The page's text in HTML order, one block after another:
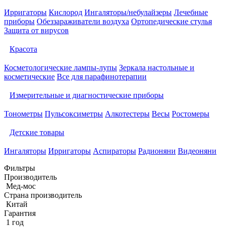
Ирригаторы Кислород Ингаляторы/небулайзеры Лечебные
приборы Обеззараживатели воздуха Ортопедические стулья
Защита от вирусов
Красота
Косметологические лампы-лупы Зеркала настольные и
косметические Все для парафинотерапии
Измерительные и диагностические приборы
Тонометры Пульсоксиметры Алкотестеры Весы Ростомеры
Детские товары
Ингаляторы Ирригаторы Аспираторы Радионяни Видеоняни
Фильтры
Производитель
Мед-мос
Страна производитель
Китай
Гарантия
1 год